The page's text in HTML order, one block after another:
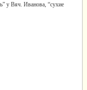
у Вяч. Иванова, “сухие